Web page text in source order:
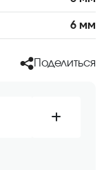
6 мм
Поделиться